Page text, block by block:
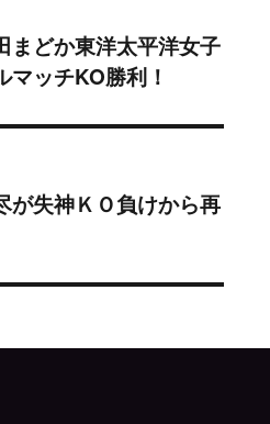
まどか東洋太平洋女子
マッチKO勝利！
が失神ＫＯ負けから再